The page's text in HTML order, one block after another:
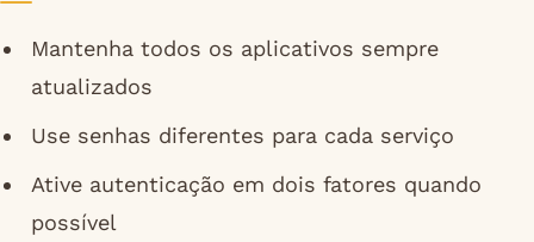
Mantenha todos os aplicativos sempre
atualizados
Use senhas diferentes para cada serviço
Ative autenticação em dois fatores quando
possível